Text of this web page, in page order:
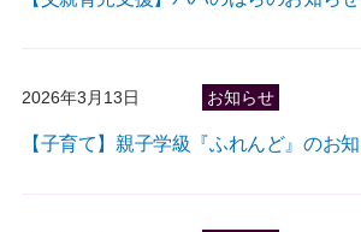
2026年3月13日 お知らせ
【子育て】親子学級『ふれんど』のお